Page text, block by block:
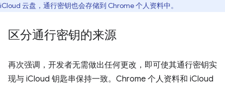
iCloud 云盘，通行密钥也会存储到 Chrome 个人资料中。
区分通行密钥的来源
再次强调，开发者无需做出任何更改，即可使其通行密钥实
现与 iCloud 钥匙串保持一致。Chrome 个人资料和 iCloud